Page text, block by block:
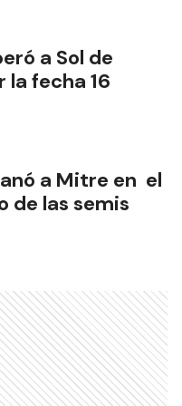
a Sol de
fecha 16
a Mitre en el
de las semis